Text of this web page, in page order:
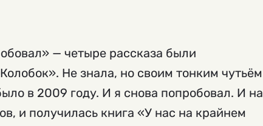
— четыре рассказа были
Не знала, но своим тонким чутьём
в 2009 году. И я снова попробовал. И на
и получилась книга «У нас на крайнем